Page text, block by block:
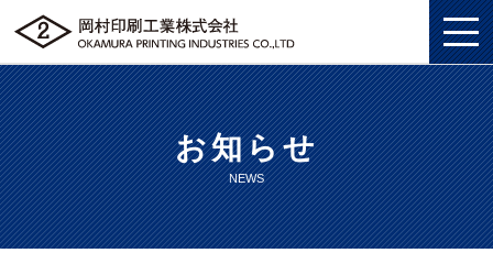
私たちについて
私たちについてトップ
総合印刷ソリューション
お知らせ
NEWS